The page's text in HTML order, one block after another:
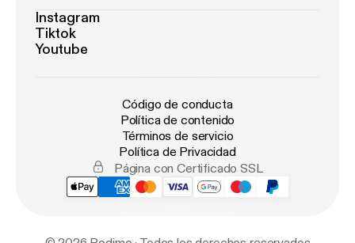
Instagram
Tiktok
Youtube
Código de conducta
Política de contenido
Términos de servicio
Política de Privacidad
Página con Certificado SSL